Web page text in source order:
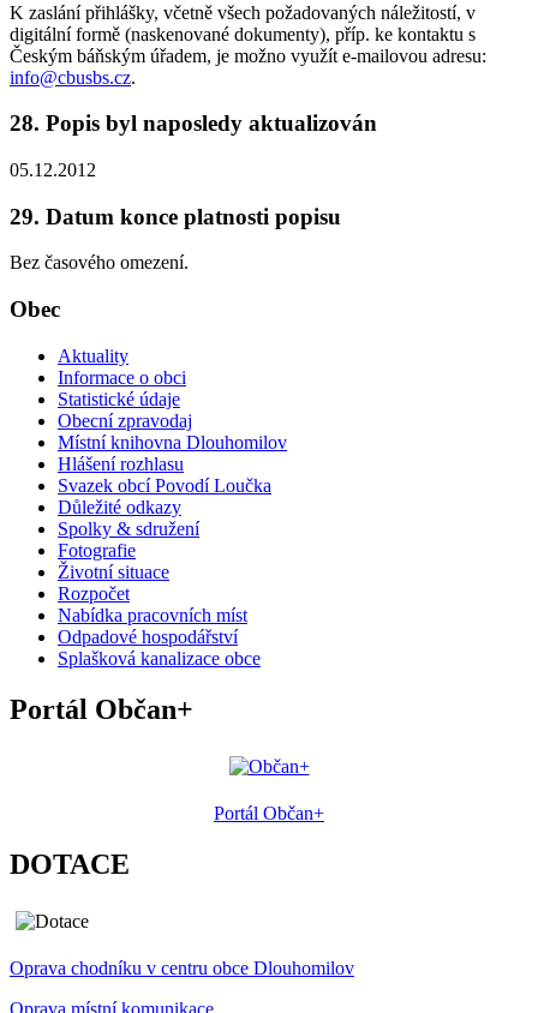
K zaslání přihlášky, včetně všech požadovaných náležitostí, v
digitální formě (naskenované dokumenty), příp. ke kontaktu s
Českým báňským úřadem, je možno využít e-mailovou adresu:
info@cbusbs.cz.
28. Popis byl naposledy aktualizován
05.12.2012
29. Datum konce platnosti popisu
Bez časového omezení.
Obec
Aktuality
Informace o obci
Statistické údaje
Obecní zpravodaj
Místní knihovna Dlouhomilov
Hlášení rozhlasu
Svazek obcí Povodí Loučka
Důležité odkazy
Spolky & sdružení
Fotografie
Životní situace
Rozpočet
Nabídka pracovních míst
Odpadové hospodářství
Splašková kanalizace obce
Portál Občan+
Portál Občan+
DOTACE
Oprava chodníku v centru obce Dlouhomilov
Oprava místní komunikace